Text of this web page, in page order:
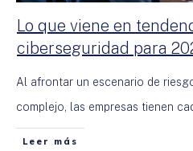
Lo que viene en
ciberseguridad para
Al afrontar un escenario de
complejo, las empresas tienen
Leer más